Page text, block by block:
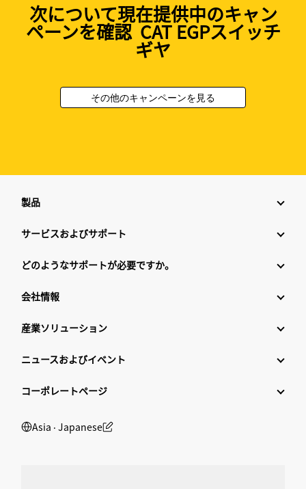
次について現在提供中のキャン
ペーンを確認 CAT EGPスイッチ
ギヤ
その他のキャンペーンを見る
製品
サービスおよびサポート
どのようなサポートが必要ですか。
会社情報
産業ソリューション
ニュースおよびイベント
コーポレートページ
Asia ‧ Japanese